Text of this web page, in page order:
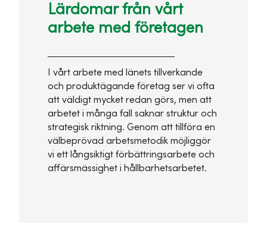
Lärdomar från vårt
arbete med företagen
I vårt arbete med länets tillverkande
och produktägande företag ser vi ofta
att väldigt mycket redan görs, men att
arbetet i många fall saknar struktur och
strategisk riktning. Genom att tillföra en
välbeprövad arbetsmetodik möjliggör
vi ett långsiktigt förbättringsarbete och
affärsmässighet i hållbarhetsarbetet.